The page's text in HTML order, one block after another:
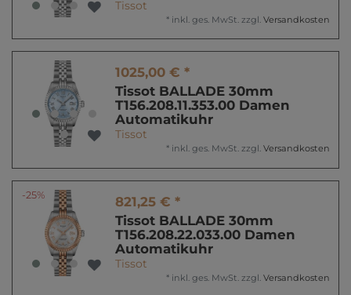
Tissot
* inkl. ges. MwSt. zzgl. Versandkosten
1025,00 € *
Tissot BALLADE 30mm
T156.208.11.353.00 Damen
Automatikuhr
Tissot
* inkl. ges. MwSt. zzgl. Versandkosten
-25%
821,25 € *
Tissot BALLADE 30mm
T156.208.22.033.00 Damen
Automatikuhr
Tissot
* inkl. ges. MwSt. zzgl. Versandkosten